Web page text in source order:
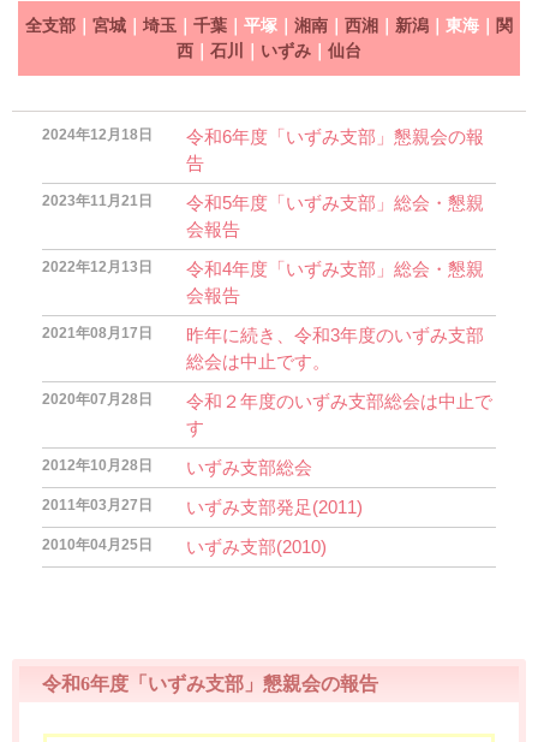
全支部 宮城 埼玉 千葉 ｜平塚｜ 湘南 西湘 新潟 ｜東海｜
関
西
石川 いずみ 仙台
2024年12月18日
令和6年度「いずみ支部」懇親会の報
告
2023年11月21日
令和5年度「いずみ支部」総会・懇親
会報告
2022年12月13日
令和4年度「いずみ支部」総会・懇親
会報告
2021年08月17日
昨年に続き、令和3年度のいずみ支部
総会は中止です。
2020年07月28日
令和２年度のいずみ支部総会は中止で
す
2012年10月28日 いずみ支部総会
2011年03月27日 いずみ支部発足(2011)
2010年04月25日 いずみ支部(2010)
令和6年度「いずみ支部」懇親会の報告